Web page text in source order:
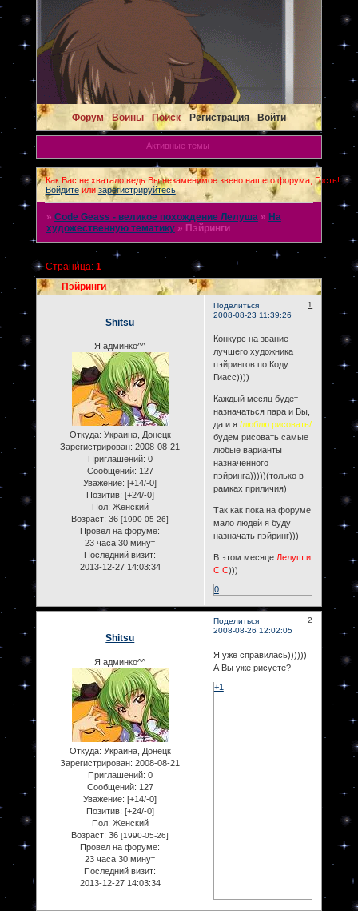
Форум Воины Поиск Регистрация Войти
Активные темы
Как Вас не хватало,ведь Вы незаменимое звено нашего форума, Гость!
Войдитеили зарегистрируйтесь.
» Code Geass - великое похождение Лелуша » На
художественную тематику » Пэйринги
Пэйринги
Страница: 1
Поделиться
1
2008-08-23 11:39:26
Shitsu
Я админко^^
Откуда: Украина, Донецк
Зарегистрирован: 2008-08-21
Приглашений: 0
Сообщений: 127
Уважение: [+14/-0]
Позитив: [+24/-0]
Пол: Женский
Возраст: 36[1990-05-26]
Провел на форуме:
23 часа 30 минут
Последний визит:
2013-12-27 14:03:34
Конкурс на звание
лучшего художника
пэйрингов по Коду
Гиасс))))
Каждый месяц будет
назначаться пара и Вы,
да и я /люблю рисовать/
будем рисовать самые
любые варианты
назначенного
пэйринга)))))(только в
рамках приличия)
Так как пока на форуме
мало людей я буду
назначать пэйринг)))
В этом месяце Лелуш и
С.С)))
0
Поделиться
2
2008-08-26 12:02:05
Shitsu
Я админко^^
Откуда: Украина, Донецк
Зарегистрирован: 2008-08-21
Приглашений: 0
Сообщений: 127
Уважение: [+14/-0]
Позитив: [+24/-0]
Пол: Женский
Возраст: 36[1990-05-26]
Провел на форуме:
23 часа 30 минут
Последний визит:
2013-12-27 14:03:34
Я уже справилась))))))
А Вы уже рисуете?
+1